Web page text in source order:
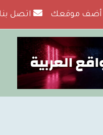
أضف موقعك اتصل بنا